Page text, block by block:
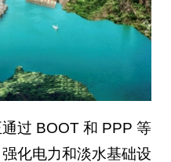
过 BOOT 和 PPP 等
化电力和淡水基础设